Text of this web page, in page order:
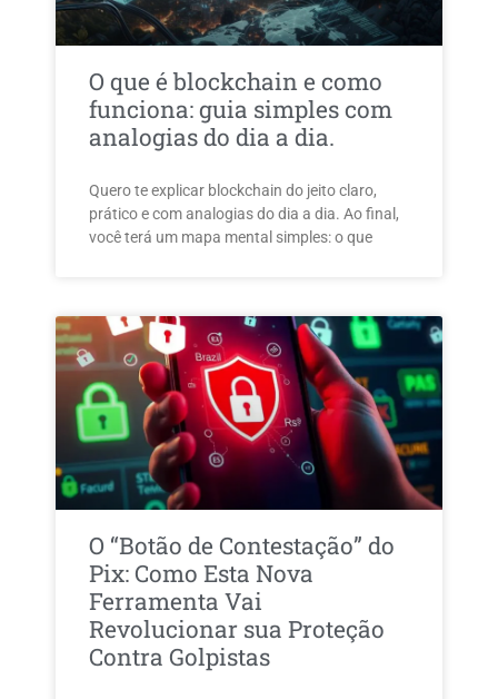
O que é blockchain e como
funciona: guia simples com
analogias do dia a dia.
Quero te explicar blockchain do jeito claro,
prático e com analogias do dia a dia. Ao final,
você terá um mapa mental simples: o que
O “Botão de Contestação” do
Pix: Como Esta Nova
Ferramenta Vai
Revolucionar sua Proteção
Contra Golpistas